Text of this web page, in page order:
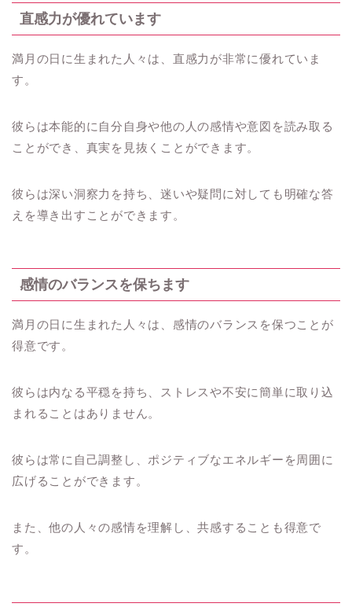
直感力が優れています
満月の日に生まれた人々は、直感力が非常に優れていま
す。
彼らは本能的に自分自身や他の人の感情や意図を読み取る
ことができ、真実を見抜くことができます。
彼らは深い洞察力を持ち、迷いや疑問に対しても明確な答
えを導き出すことができます。
感情のバランスを保ちます
満月の日に生まれた人々は、感情のバランスを保つことが
得意です。
彼らは内なる平穏を持ち、ストレスや不安に簡単に取り込
まれることはありません。
彼らは常に自己調整し、ポジティブなエネルギーを周囲に
広げることができます。
また、他の人々の感情を理解し、共感することも得意で
す。